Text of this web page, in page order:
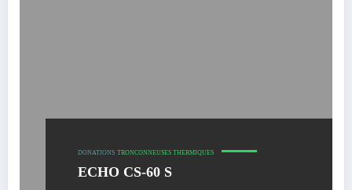
DONATIONS TRONCONNEUSES THERMIQUES
ECHO CS-60 S